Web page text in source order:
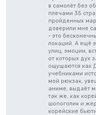
в самолёт без
плечами 35
пройденных
доверили мне
- это
локаций. А ещё
улиц, эмоции,
от которых дух
ощущаются как
учебниками
мой рюкзак,
аниме, выдаёт
так же, как
шопоголик и
корейские